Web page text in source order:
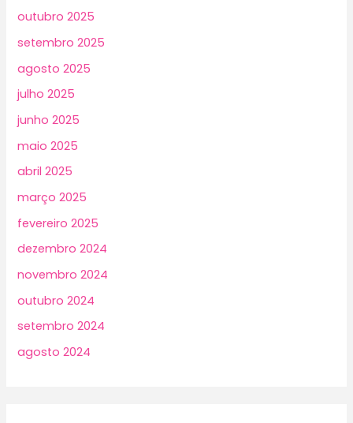
outubro 2025
setembro 2025
agosto 2025
julho 2025
junho 2025
maio 2025
abril 2025
março 2025
fevereiro 2025
dezembro 2024
novembro 2024
outubro 2024
setembro 2024
agosto 2024